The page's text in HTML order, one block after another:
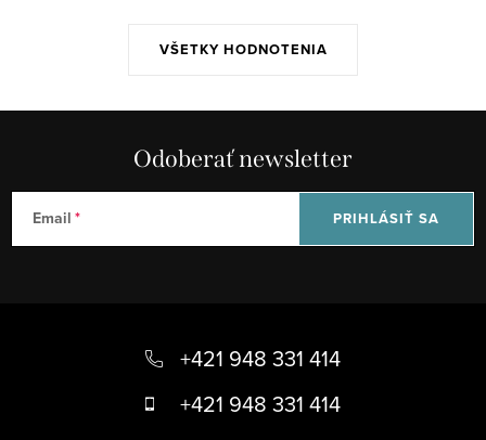
VŠETKY HODNOTENIA
Odoberať newsletter
Email PRIHLÁSIŤ SA
+421 948 331 414
+421 948 331 414